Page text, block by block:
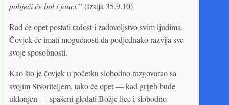
pobjeći će bol i jauci.” (Izaija 35,9.10)
Rad će opet postati radost i zadovoljstvo svim ljudima.
Čovjek će imati mogućnosti da podjednako razvija sve
svoje sposobnosti.
Kao što je čovjek u početku slobodno razgovarao sa
svojim Stvoriteljem, tako će opet — kad grijeh bude
uklonjen — spašeni gledati Božje lice i slobodno